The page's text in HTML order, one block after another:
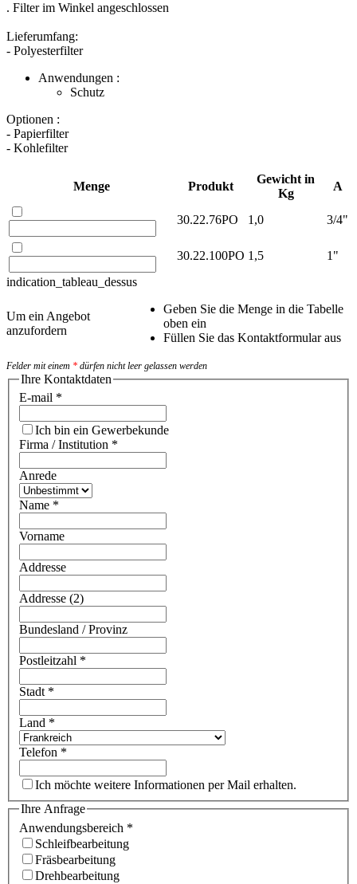
. Filter im Winkel angeschlossen
Lieferumfang:
- Polyesterfilter
Anwendungen :
Schutz
Optionen :
- Papierfilter
- Kohlefilter
Menge Produkt
Gewicht in
Kg
A
30.22.76PO 1,0 3/4"
30.22.100PO 1,5
1"
indication_tableau_dessus
Um ein Angebot
anzufordern
Geben Sie die Menge in die Tabelle
oben ein
Füllen Sie das Kontaktformular aus
Felder mit einem * dürfen nicht leer gelassen werden
Ihre Kontaktdaten
E-mail *
Ich bin ein Gewerbekunde
Firma / Institution *
Anrede
Name *
Vorname
Addresse
Addresse (2)
Bundesland / Provinz
Postleitzahl *
Stadt *
Land *
Telefon *
Ich möchte weitere Informationen per Mail erhalten.
Ihre Anfrage
Anwendungsbereich *
Schleifbearbeitung
Fräsbearbeitung
Drehbearbeitung